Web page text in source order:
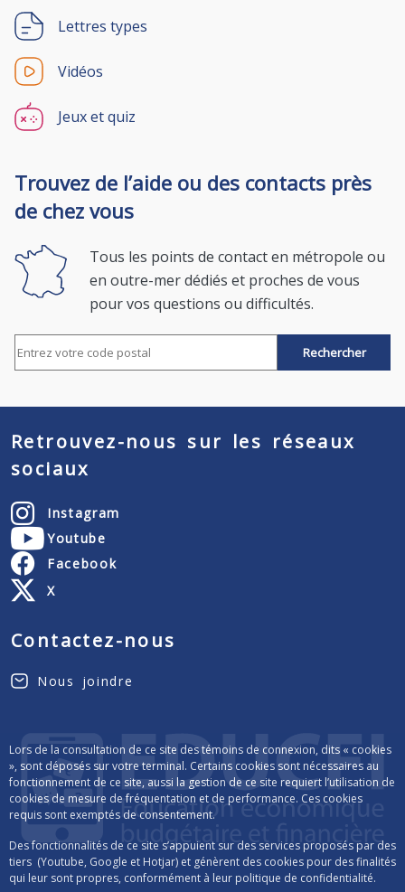
Lors de la consultation de ce site des témoins de connexion, dits « cookies
», sont déposés sur votre terminal. Certains cookies sont nécessaires au
fonctionnement de ce site, aussi la gestion de ce site requiert l’utilisation de
cookies de mesure de fréquentation et de performance. Ces cookies
requis sont exemptés de consentement.
Des fonctionnalités de ce site s’appuient sur des services proposés par des
tiers (Youtube, Google et Hotjar) et génèrent des cookies pour des finalités
qui leur sont propres, conformément à leur politique de confidentialité.
Lettres types
Vidéos
Jeux et quiz
Trouvez de l’aide ou des contacts près
de chez vous
Tous les points de contact en métropole ou
en outre-mer dédiés et proches de vous
pour vos questions ou difficultés.
Rechercher par code postal
Retrouvez-nous sur les réseaux
sociaux
Instagram
Youtube
Facebook
X
Contactez-nous
Nous joindre